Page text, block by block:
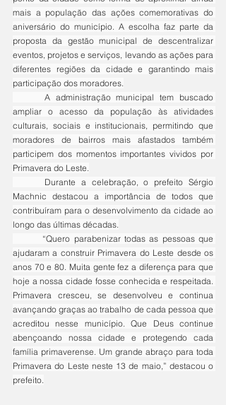
mais a população das ações comemorativas do
aniversário do município. A escolha faz parte da
proposta da gestão municipal de descentralizar
eventos, projetos e serviços, levando as ações para
diferentes regiões da cidade e garantindo mais
participação dos moradores.
ampliar o acesso da população às atividades
culturais, sociais e institucionais, permitindo que
moradores de bairros mais afastados também
participem dos momentos importantes vividos por
Primavera do Leste.
Machnic destacou a importância de todos que
contribuíram para o desenvolvimento da cidade ao
longo das últimas décadas.
ajudaram a construir Primavera do Leste desde os
anos 70 e 80. Muita gente fez a diferença para que
hoje a nossa cidade fosse conhecida e respeitada.
Primavera cresceu, se desenvolveu e continua
avançando graças ao trabalho de cada pessoa que
acreditou nesse município. Que Deus continue
abençoando nossa cidade e protegendo cada
família primaverense. Um grande abraço para toda
Primavera do Leste neste 13 de maio,” destacou o
prefeito.